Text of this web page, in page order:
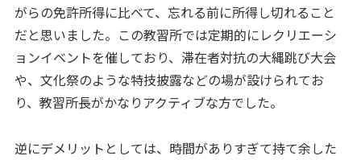
がらの免許所得に比べて、忘れる前に所得し切れること
だと思いました。この教習所では定期的にレクリエーシ
ョンイベントを催しており、滞在者対抗の大縄跳び大会
や、文化祭のような特技披露などの場が設けられてお
り、教習所長がかなりアクティブな方でした。
逆にデメリットとしては、時間がありすぎて持て余した